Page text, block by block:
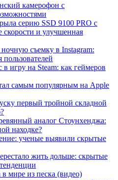
камерофон с
серию SSD 9100 PRO с
и улучшенная
съемку в Instagram:
игру на Steam: как геймеров
самым популярным на Apple
первый тройной складной
аналог Стоунхенджа:
находке?
ученые выявили скрытые
жить дольше: скрытые
мире из песка (видео)